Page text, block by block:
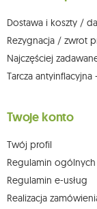
możesz
Więcej informacji:
Dostawa i koszty /
Rezygnacja / zwrot
Najczęściej
Tarcza
Twoje konto
Twój profil
Regulamin
Regulamin e-usług
Realizacja